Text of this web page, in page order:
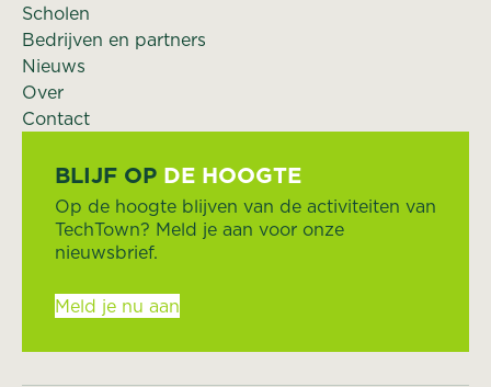
Scholen
Bedrijven en partners
Nieuws
Over
Contact
BLIJF OP DE HOOGTE
Op de hoogte blijven van de activiteiten van
TechTown? Meld je aan voor onze
nieuwsbrief.
Meld je nu aan